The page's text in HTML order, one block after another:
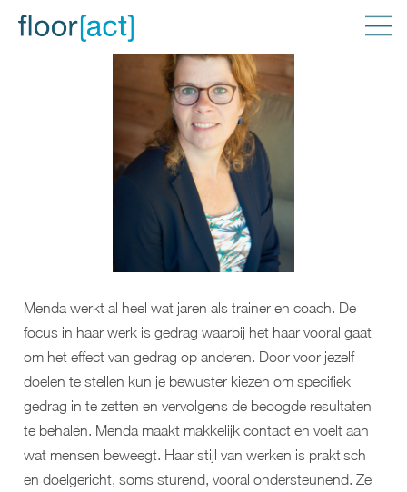
Menda werkt al heel wat jaren als trainer en coach. De
focus in haar werk is gedrag waarbij het haar vooral gaat
om het effect van gedrag op anderen. Door voor jezelf
doelen te stellen kun je bewuster kiezen om specifiek
gedrag in te zetten en vervolgens de beoogde resultaten
te behalen. Menda maakt makkelijk contact en voelt aan
wat mensen beweegt. Haar stijl van werken is praktisch
en doelgericht, soms sturend, vooral ondersteunend. Ze